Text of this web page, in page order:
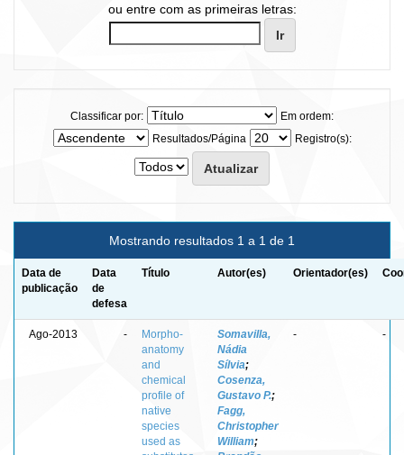
ou entre com as primeiras letras:
Classificar por:
Em ordem:
Resultados/Página
Registro(s):
Mostrando resultados 1 a 1 de 1
Data de
publicação
Data
de
defesa
Título Autor(es) Orientador(es)
Ago-2013 -
Morpho-
anatomy
and
chemical
profile of
native
species
used as
Somavilla,
Nádia
Sílvia;
Cosenza,
Gustavo P.;
Fagg,
Christopher
William;
- -